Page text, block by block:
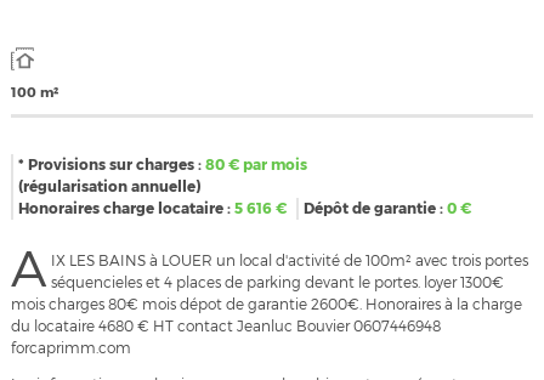
100 m²
* Provisions sur charges : 80€ par mois
(régularisation annuelle)
Honoraires charge locataire : 5 616€ Dépôt de garantie :0€
A IX LES BAINS à LOUER un local d'activité de 100m² avec trois portes
séquencieles et 4 places de parking devant le portes. loyer 1300€
mois charges 80€ mois dépot de garantie 2600€. Honoraires à la charge
du locataire 4680 € HT contact Jeanluc Bouvier 0607446948
forcaprimm.com